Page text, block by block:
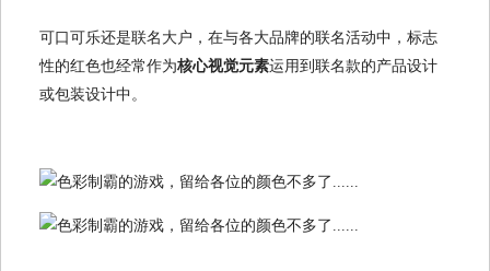
可口可乐还是联名大户，在与各大品牌的联名活动中，标志
性的红色也经常作为核心视觉元素运用到联名款的产品设计
或包装设计中。